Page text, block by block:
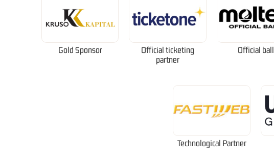
Gold Sponsor
Official ticketing
partner
Official ball
Technological Partner